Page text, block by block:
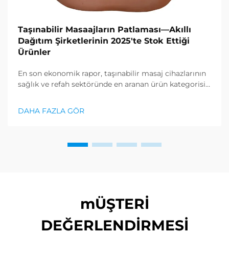
Taşınabilir Masaajların Patlaması—Akıllı
Dağıtım Şirketlerinin 2025'te Stok Ettiği
Ürünler
En son ekonomik rapor, taşınabilir masaj cihazlarının
sağlık ve refah sektöründe en aranan ürün kategorisi
büyük bir talep ortaya çıkıyor. Dağıtım şirketleri zaten
anladı ki...
DAHA FAZLA GÖR
mÜŞTERİ
DEĞERLENDİRMESİ